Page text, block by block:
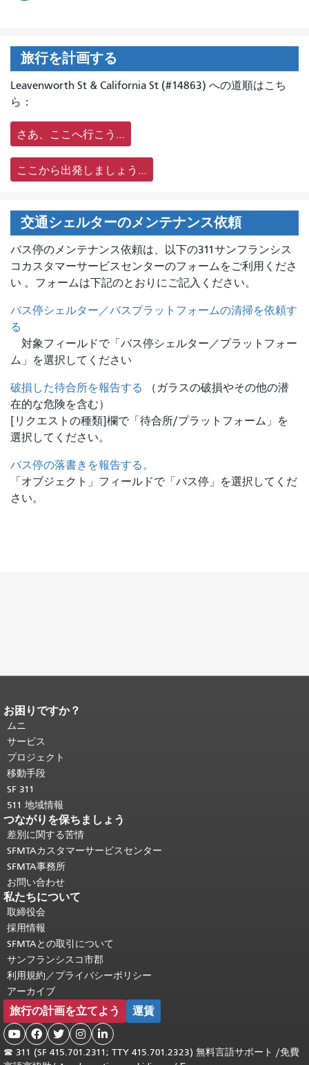
旅行を計画する
Leavenworth St & California St (#14863) への道順はこち
ら：
さあ、ここへ行こう…
ここから出発しましょう…
交通シェルターのメンテナンス依頼
バス停のメンテナンス依頼は、 以下の311サンフランシス
コカスタマーサービスセンターのフォームをご利用くださ
い 。フォームは下記のとおりにご記入ください。
バス停シェルター／バスプラットフォームの清掃を依頼す
る
対象フィールドで「バス停シェルター／プラットフォー
ム」を選択してください
破損した待合所を報告する
（ガラスの破損やその他の潜
在的な危険を含む）
[リクエストの種類]欄で「待合所/プラットフォーム」を
選択してください。
バス停の落書きを報告する。
「オブジェクト」フィールドで「バス停」を選択してくだ
さい。
ページコンテンツの終わり。
ジの残りの部分はすべてのページで繰
り返されます。
頭に戻る。
お困りですか？
ムニ
サービス
プロジェクト
移動手段
SF 311
511 地域情報
つながりを保ちましょう
差別に関する苦情
SFMTAカスタマーサービスセンター
SFMTA事務所
お問い合わせ
私たちについて
取締役会
採用情報
SFMTAとの取引について
サンフランシスコ市郡
利用規約／プライバシーポリシー
アーカイブ
旅行の計画を立てよう 運賃
    
☎ 311 (SF 415.701.2311; TTY 415.701.2323) 無料言語サポート /免費